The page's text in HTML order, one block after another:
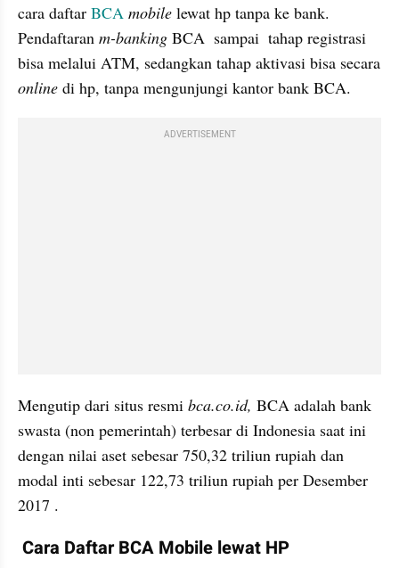
cara daftar BCA mobile lewat hp tanpa ke bank.
Pendaftaran m-banking BCA  sampai  tahap registrasi
online di hp, tanpa mengunjungi kantor bank BCA.
ADVERTISEMENT
Mengutip dari situs resmi bca.co.id, BCA adalah bank
swasta (non pemerintah) terbesar di Indonesia saat ini
dengan nilai aset sebesar 750,32 triliun rupiah dan
modal inti sebesar 122,73 triliun rupiah per Desember
2017 .
Cara Daftar BCA Mobile lewat HP